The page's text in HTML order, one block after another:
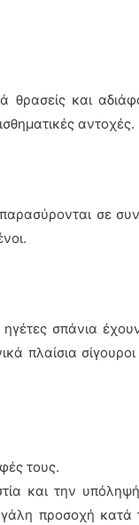
θρασείς και
αντοχές.
σε
σπάνια
πλαίσια
τους.
και την
μεγάλη προσοχή